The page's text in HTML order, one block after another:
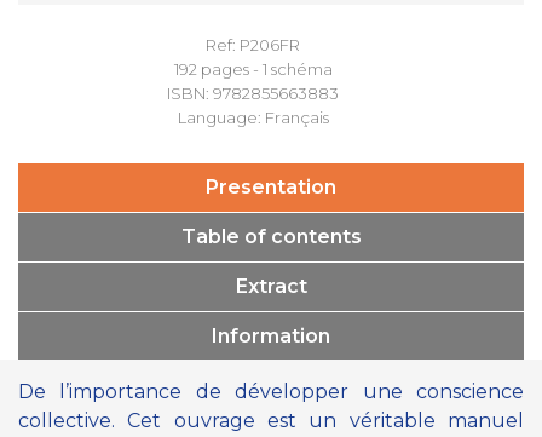
Ref: P206FR
192 pages - 1 schéma
ISBN: 9782855663883
Language: Français
Presentation
Table of contents
Extract
Information
De l’importance de développer une conscience
collective. Cet ouvrage est un véritable manuel